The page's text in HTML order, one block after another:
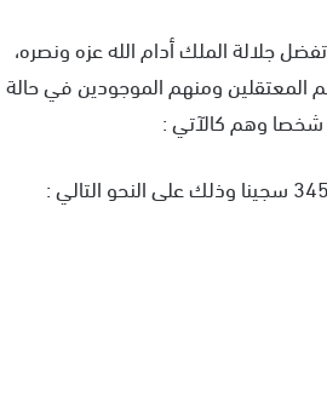
الشريف لهذه السنة 1443 هجرية 2021 ميلادية، تفضل جلالة الملك أدام الله عزه ونصره،
ومنهم الموجودين في حالة